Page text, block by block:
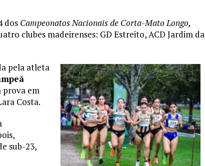
dos Campeonatos Nacionais de Corta-Mato Longo,
clubes madeirenses: GD Estreito, ACD Jardim da
pela atleta
prova em
Costa.
sub-23,